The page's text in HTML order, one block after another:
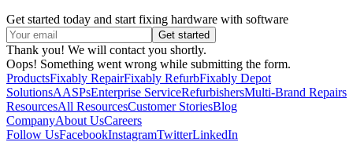
Get started today and start fixing hardware with software
Thank you! We will contact you shortly.
Oops! Something went wrong while submitting the form.
ProductsFixably RepairFixably RefurbFixably Depot
SolutionsAASPsEnterprise ServiceRefurbishersMulti-Brand Repairs
ResourcesAll ResourcesCustomer StoriesBlog
CompanyAbout UsCareers
Follow UsFacebookInstagramTwitterLinkedIn